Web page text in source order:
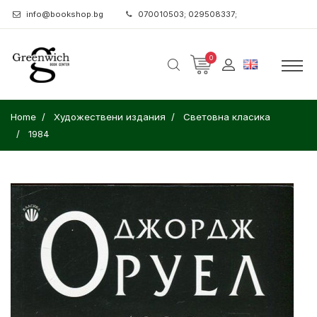
info@bookshop.bg 070010503; 029508337;
0
Home Художествени издания Световна класика
1984